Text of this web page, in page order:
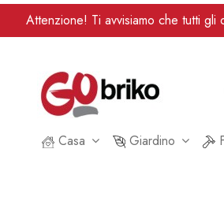
Attenzione! Ti avvisiamo che tutti
Casa Giardino